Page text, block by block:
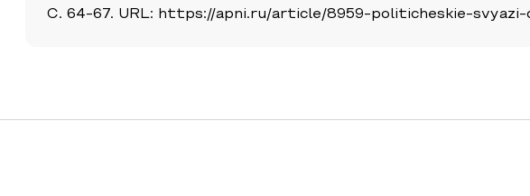
С. 64-67. URL: https://apni.ru/article/8959-politicheskie-svyazi-